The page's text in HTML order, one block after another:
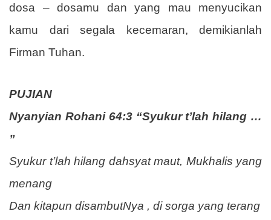
dosa – dosamu dan yang mau menyucikan
kamu dari segala kecemaran, demikianlah
Firman Tuhan.
PUJIAN
Nyanyian Rohani 64:3 “Syukur t’lah hilang …
”
Syukur t’lah hilang dahsyat maut, Mukhalis yang
menang
Dan kitapun disambutNya , di sorga yang terang